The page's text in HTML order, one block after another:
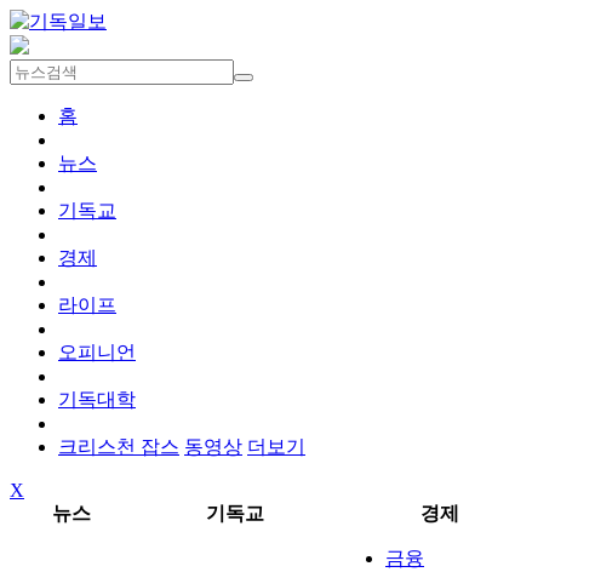
홈
뉴스
기독교
경제
라이프
오피니언
기독대학
크리스천 잡스 동영상 더보기
X
뉴스
기독교 경제
금융